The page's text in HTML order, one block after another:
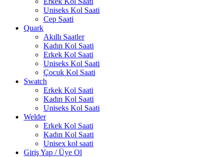
Uniseks Kol Saati
Cep Saati
Quark
Akıllı Saatler
Kadın Kol Saati
Erkek Kol Saati
Uniseks Kol Saati
Çocuk Kol Saati
Swatch
Erkek Kol Saati
Kadın Kol Saati
Uniseks Kol Saati
Welder
Erkek Kol Saati
Kadın Kol Saati
Unisex kol saati
Giriş Yap / Üye Ol